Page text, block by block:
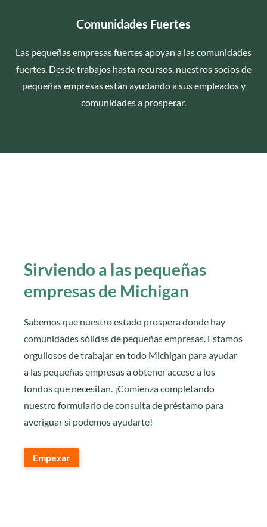
Comunidades Fuertes
Las pequeñas empresas fuertes apoyan a las comunidades
fuertes. Desde trabajos hasta recursos, nuestros socios de
pequeñas empresas están ayudando a sus empleados y
comunidades a prosperar.
Sirviendo a las pequeñas
empresas de Michigan
Sabemos que nuestro estado prospera donde hay
comunidades sólidas de pequeñas empresas. Estamos
orgullosos de trabajar en todo Michigan para ayudar
a las pequeñas empresas a obtener acceso a los
fondos que necesitan. ¡Comienza completando
nuestro formulario de consulta de préstamo para
averiguar si podemos ayudarte!
Empezar